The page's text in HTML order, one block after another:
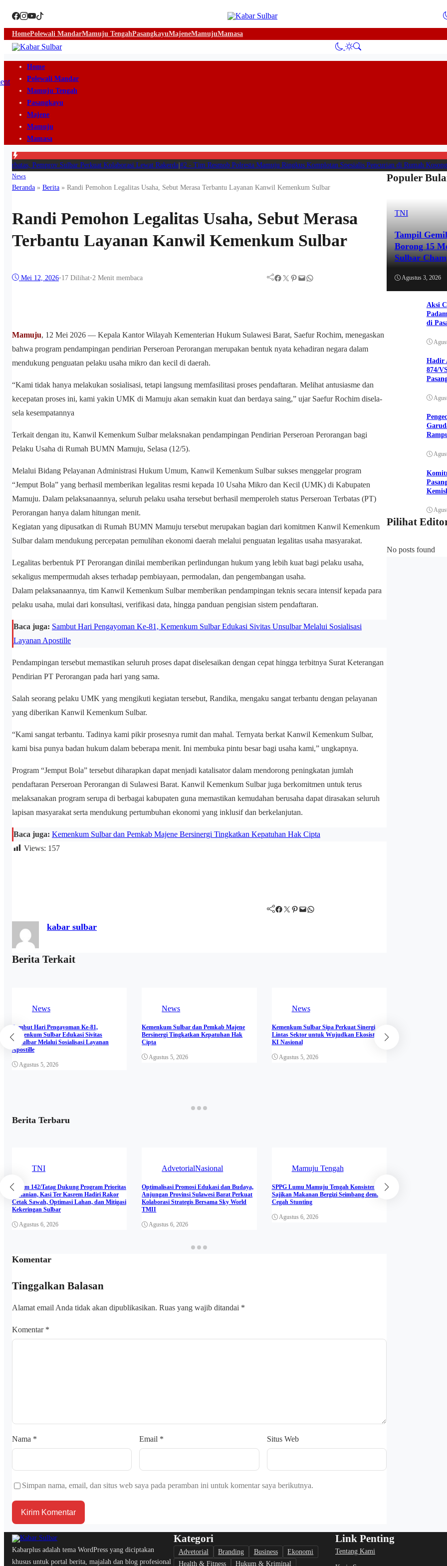
HomePolewali MandarMamuju TengahPasangkayuMajeneMamujuMamasa
Home
Polewali Mandar
Mamuju Tengah
Pasangkayu
Majene
Mamuju
Mamasa
Pemprov Sulbar Perkuat Kolaborasi Lewat Rakerda|#2 -Tim Resmob Polresta Mamuju Ringkus Komplotan Spesialis Pencurian di Rumah Kosong|
News
Beranda » Berita » Randi Pemohon Legalitas Usaha, Sebut Merasa Terbantu Layanan Kanwil Kemenkum Sulbar
Randi Pemohon Legalitas Usaha, Sebut Merasa
Terbantu Layanan Kanwil Kemenkum Sulbar
Mei 12, 2026•17 Dilihat•2 Menit membaca Facebook Twitter Pinterest Mail WhatsApp
Mamuju, 12 Mei 2026 — Kepala Kantor Wilayah Kementerian Hukum Sulawesi Barat, Saefur Rochim, menegaskan
bahwa program pendampingan pendirian Perseroan Perorangan merupakan bentuk nyata kehadiran negara dalam
mendukung penguatan pelaku usaha mikro dan kecil di daerah.
“Kami tidak hanya melakukan sosialisasi, tetapi langsung memfasilitasi proses pendaftaran. Melihat antusiasme dan
kecepatan proses ini, kami yakin UMK di Mamuju akan semakin kuat dan berdaya saing,” ujar Saefur Rochim disela-
sela kesempatannya
Terkait dengan itu, Kanwil Kemenkum Sulbar melaksnakan pendampingan Pendirian Perseroan Perorangan bagi
Pelaku Usaha di Rumah BUMN Mamuju, Selasa (12/5).
Melalui Bidang Pelayanan Administrasi Hukum Umum, Kanwil Kemenkum Sulbar sukses menggelar program
“Jemput Bola” yang berhasil memberikan legalitas resmi kepada 10 Usaha Mikro dan Kecil (UMK) di Kabupaten
Mamuju. Dalam pelaksanaannya, seluruh pelaku usaha tersebut berhasil memperoleh status Perseroan Terbatas (PT)
Perorangan hanya dalam hitungan menit.
Kegiatan yang dipusatkan di Rumah BUMN Mamuju tersebut merupakan bagian dari komitmen Kanwil Kemenkum
Sulbar dalam mendukung percepatan pemulihan ekonomi daerah melalui penguatan legalitas usaha masyarakat.
Legalitas berbentuk PT Perorangan dinilai memberikan perlindungan hukum yang lebih kuat bagi pelaku usaha,
sekaligus mempermudah akses terhadap pembiayaan, permodalan, dan pengembangan usaha.
Dalam pelaksanaannya, tim Kanwil Kemenkum Sulbar memberikan pendampingan teknis secara intensif kepada para
pelaku usaha, mulai dari konsultasi, verifikasi data, hingga panduan pengisian sistem pendaftaran.
Baca juga: Sambut Hari Pengayoman Ke-81, Kemenkum Sulbar Edukasi Sivitas Unsulbar Melalui Sosialisasi
Layanan Apostille
Pendampingan tersebut memastikan seluruh proses dapat diselesaikan dengan cepat hingga terbitnya Surat Keterangan
Pendirian PT Perorangan pada hari yang sama.
Salah seorang pelaku UMK yang mengikuti kegiatan tersebut, Randika, mengaku sangat terbantu dengan pelayanan
yang diberikan Kanwil Kemenkum Sulbar.
“Kami sangat terbantu. Tadinya kami pikir prosesnya rumit dan mahal. Ternyata berkat Kanwil Kemenkum Sulbar,
kami bisa punya badan hukum dalam beberapa menit. Ini membuka pintu besar bagi usaha kami,” ungkapnya.
Program “Jemput Bola” tersebut diharapkan dapat menjadi katalisator dalam mendorong peningkatan jumlah
pendaftaran Perseroan Perorangan di Sulawesi Barat. Kanwil Kemenkum Sulbar juga berkomitmen untuk terus
melaksanakan program serupa di berbagai kabupaten guna memastikan kemudahan berusaha dapat dirasakan seluruh
lapisan masyarakat serta mendukung pertumbuhan ekonomi yang inklusif dan berkelanjutan.
Baca juga: Kemenkum Sulbar dan Pemkab Majene Bersinergi Tingkatkan Kepatuhan Hak Cipta
Views: 157
Facebook Twitter Pinterest Mail WhatsApp
kabar sulbar
Berita Terkait
News
Sambut Hari Pengayoman Ke-81,
Kemenkum Sulbar Edukasi Sivitas
Unsulbar Melalui Sosialisasi Layanan
Apostille
Agustus 5, 2026
News
Kemenkum Sulbar dan Pemkab Majene
Bersinergi Tingkatkan Kepatuhan Hak
Cipta
Agustus 5, 2026
News
Kemenkum Sulbar Sipa Perkuat Sinergi
Lintas Sektor untuk Wujudkan Ekosistem
KI Nasional
Agustus 5, 2026
Berita Terbaru
TNI
Korem 142/Tatag Dukung Program Prioritas
Pertanian, Kasi Ter Kasrem Hadiri Rakor
Cetak Sawah, Optimasi Lahan, dan Mitigasi
Kekeringan Sulbar
Agustus 6, 2026
AdvetorialNasional
Optimalisasi Promosi Edukasi dan Budaya,
Anjungan Provinsi Sulawesi Barat Perkuat
Kolaborasi Strategis Bersama Sky World
TMII
Agustus 6, 2026
Mamuju Tengah
SPPG Lumu Mamuju Tengah Konsisten
Sajikan Makanan Bergizi Seimbang demi
Cegah Stunting
Agustus 6, 2026
Komentar
Tinggalkan Balasan
Alamat email Anda tidak akan dipublikasikan. Ruas yang wajib ditandai *
Komentar *
Nama * Email * Situs Web
Simpan nama, email, dan situs web saya pada peramban ini untuk komentar saya berikutnya.
Populer
TNI
Tampil
Borong 15
Sulbar
Agustus 3, 2026
Aksi
di
Hadir
874/
Pilihat
No posts found
Kabarplus adalah tema WordPress yang diciptakan
khusus untuk portal berita, majalah dan blog profesional
Kategori
Advetorial Branding Business
Ekonomi
Health & Fitness
Hukum & Kriminal
Link Penting
Tentang Kami